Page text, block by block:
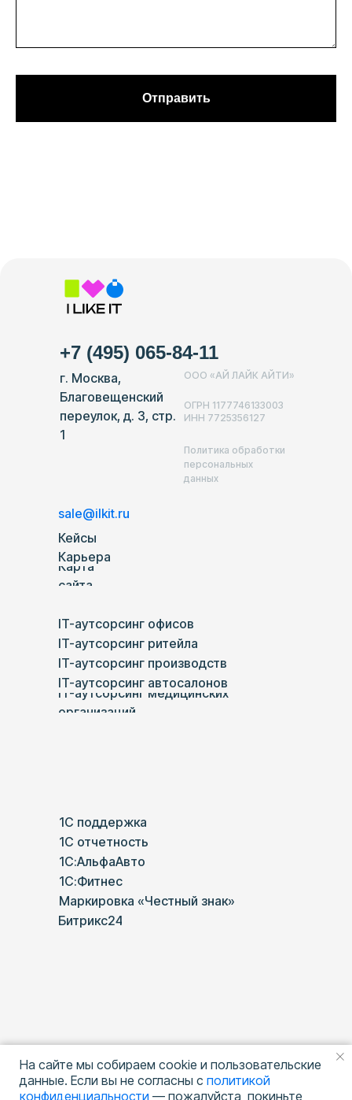
На сайте мы собираем cookie и пользовательские
данные. Если вы не согласны с политикой
конфиденциальности — пожалуйста, покиньте
Отправить
Кейсы
Карьера
Карта
сайта
IT-аутсорсинг офисов
IT-аутсорсинг ритейла
IT-аутсорсинг производств
IT-аутсорсинг автосалонов
IT-аутсорсинг медицинских
организаций
1С поддержка
1С отчетность
1С:АльфаАвто
1С:Фитнес
Маркировка «Честный знак»
Битрикс24
+7 (495) 065-84-11
sale@ilkit.ru
г. Москва,
Благовещенский
переулок, д. 3, стр.
1
Политика обработки
персональных
данных
ОГРН 1177746133003
ИНН 7725356127
ООО «АЙ ЛАЙК АЙТИ»